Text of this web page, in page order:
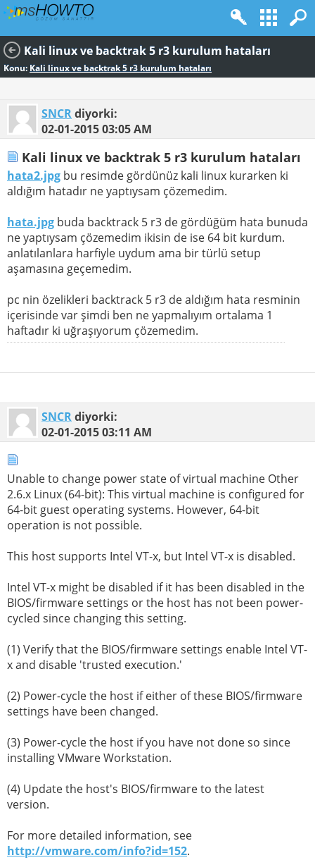
Kali linux ve backtrak 5 r3 kurulum hataları
Konu: Kali linux ve backtrak 5 r3 kurulum hataları
SNCRdiyorki:
02-01-201503:05 AM
Kali linux ve backtrak 5 r3 kurulum hataları
hata2.jpg bu resimde gördünüz kali linux kurarken ki
aldığım hatadır ne yaptıysam çözemedim.
hata.jpg buda backtrack 5 r3 de gördüğüm hata bunuda
ne yaptıysam çözemedim ikisin de ise 64 bit kurdum.
anlatılanlara harfiyle uydum ama bir türlü setup
aşamasına geçemedim.
pc nin özelikleri backtrack 5 r3 de aldığım hata resminin
içerisinde var şimdi ben ne yapmalıyım ortalama 1
haftadır ki uğraşıyorum çözemedim.
SNCRdiyorki:
02-01-201503:11 AM
Unable to change power state of virtual machine Other
2.6.x Linux (64-bit): This virtual machine is configured for
64-bit guest operating systems. However, 64-bit
operation is not possible.
This host supports Intel VT-x, but Intel VT-x is disabled.
Intel VT-x might be disabled if it has been disabled in the
BIOS/firmware settings or the host has not been power-
cycled since changing this setting.
(1) Verify that the BIOS/firmware settings enable Intel VT-
x and disable 'trusted execution.'
(2) Power-cycle the host if either of these BIOS/firmware
settings have been changed.
(3) Power-cycle the host if you have not done so since
installing VMware Workstation.
(4) Update the host's BIOS/firmware to the latest
version.
For more detailed information, see
http://vmware.com/info?id=152.